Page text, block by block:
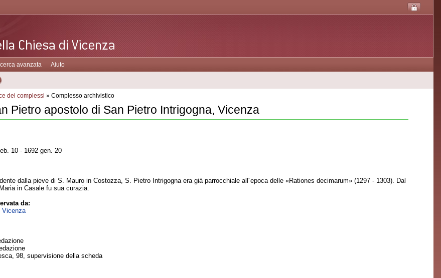
avanzata Aiuto
dei complessi » Complesso archivistico
Pietro apostolo di San Pietro Intrigogna, Vicenza
10 - 1692 gen. 20
dalla pieve di S. Mauro in Costozza, S. Pietro Intrigogna era già parrocchiale all´epoca delle «Rationes decimarum» (1297 - 1303). Dal
in Casale fu sua curazia.
da:
Vicenza
98, supervisione della scheda